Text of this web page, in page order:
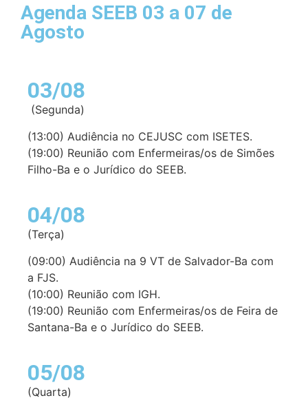
Agenda SEEB 03 a 07 de
Agosto
03/08
(Segunda)
(13:00) Audiência no CEJUSC com ISETES.
(19:00) Reunião com Enfermeiras/os de Simões
Filho-Ba e o Jurídico do SEEB.
04/08
(Terça)
(09:00) Audiência na 9 VT de Salvador-Ba com
a FJS.
(10:00) Reunião com IGH.
(19:00) Reunião com Enfermeiras/os de Feira de
Santana-Ba e o Jurídico do SEEB.
05/08
(Quarta)